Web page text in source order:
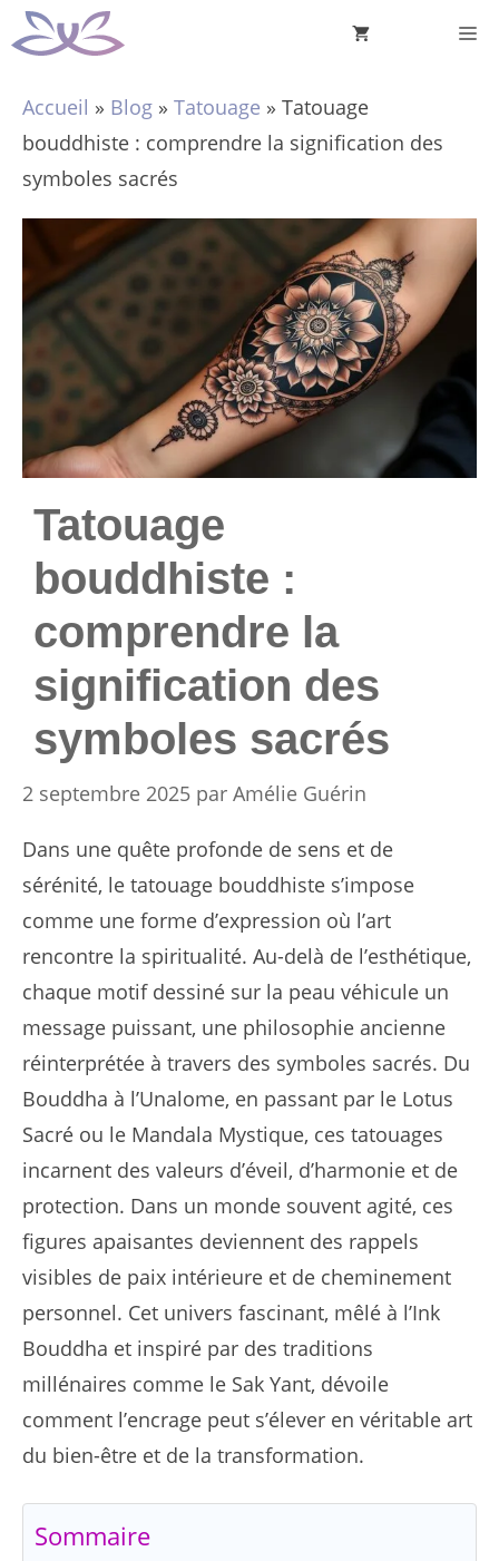
Aller
au
Accueil » Blog » Tatouage » Tatouage
bouddhiste : comprendre la signification des
symboles sacrés
Tatouage
bouddhiste :
comprendre la
signification des
symboles sacrés
2 septembre 2025 par Amélie Guérin
Dans une quête profonde de sens et de
sérénité, le tatouage bouddhiste s’impose
comme une forme d’expression où l’art
rencontre la spiritualité. Au-delà de l’esthétique,
chaque motif dessiné sur la peau véhicule un
message puissant, une philosophie ancienne
réinterprétée à travers des symboles sacrés. Du
Bouddha à l’Unalome, en passant par le Lotus
Sacré ou le Mandala Mystique, ces tatouages
incarnent des valeurs d’éveil, d’harmonie et de
protection. Dans un monde souvent agité, ces
figures apaisantes deviennent des rappels
visibles de paix intérieure et de cheminement
personnel. Cet univers fascinant, mêlé à l’Ink
Bouddha et inspiré par des traditions
millénaires comme le Sak Yant, dévoile
comment l’encrage peut s’élever en véritable art
du bien-être et de la transformation.
Sommaire